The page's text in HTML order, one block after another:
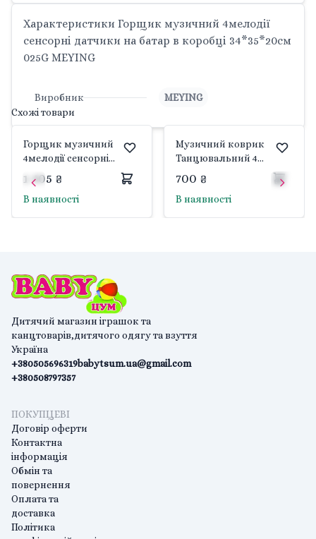
Характеристики Горщик музичний 4мелодії
сенсорні датчики на батар в коробці 34*35*20см
025G MEYING
Виробник
MEYING
Схожі товари
Горщик музичний
4мелодії сенсорні
коробці 34*35*20см 025
MEYING
1 405 ₴
В наявності
Музичний коврик
Танцювальний 4
мелодії на батар 71*93 у
коробці 39*6*32см
GS20932A Китай
700 ₴
В наявності
Дитячий магазин іграшок та
канцтоварів,дитячого одягу та взуття
Україна
+380505696319
+380508797357
babytsum.ua@gmail.com
ПОКУПЦЕВІ
Договір оферти
Контактна
інформація
Обмін та
повернення
Оплата та
доставка
Політика